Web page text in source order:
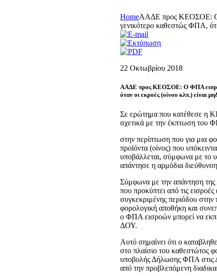
HomeΑΑΔΕ προς ΚΕΟΣΟΕ: Ο
γενικότερο καθεστώς ΦΠΑ,
22 Οκτωβρίου 2018
ΑΑΔΕ προς ΚΕΟΣΟΕ: Ο ΦΠΑ
όταν οι εκροές (οίνου κλπ.) είναι
Σε ερώτημα που κατέθεσε η
σχετικά με την έκπτωση
στην περίπτωση που για μια
προϊόντα (οίνος) που
υποβάλλεται, σύμφωνα με
απάντησε η αρμόδια
Σύμφωνα με την απάντηση
που προκύπτει από τις
συγκεκριμένης περιόδου στην
φορολογική αποθήκη και
ο ΦΠΑ εισροών μπορεί να
ΔΟΥ.
Αυτό σημαίνει ότι ο
στο πλαίσιο του καθεστώτος
υποβολής Δήλωσης ΦΠΑ στις
από την προβλεπόμενη